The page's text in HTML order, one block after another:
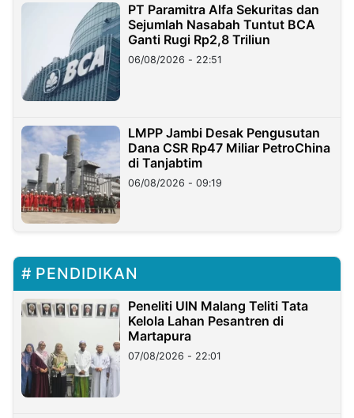
PT Paramitra Alfa Sekuritas dan
Sejumlah Nasabah Tuntut BCA
Ganti Rugi Rp2,8 Triliun
06/08/2026 - 22:51
LMPP Jambi Desak Pengusutan
Dana CSR Rp47 Miliar PetroChina
di Tanjabtim
06/08/2026 - 09:19
PENDIDIKAN
Peneliti UIN Malang Teliti Tata
Kelola Lahan Pesantren di
Martapura
07/08/2026 - 22:01